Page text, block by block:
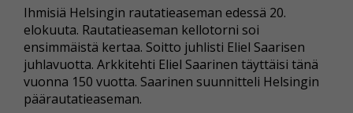
Ihmisiä Helsingin rautatieaseman edessä 20.
elokuuta. Rautatieaseman kellotorni soi
ensimmäistä kertaa. Soitto juhlisti Eliel Saarisen
juhlavuotta. Arkkitehti Eliel Saarinen täyttäisi tänä
vuonna 150 vuotta. Saarinen suunnitteli Helsingin
päärautatieaseman.